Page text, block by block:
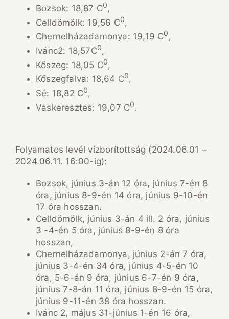
Bozsok: 18,87 C0,
Celldömölk: 19,56 C0,
Chernelházadamonya: 19,19 C0,
Ivánc2: 18,57C0,
Kőszeg: 18,05 C0,
Kőszegfalva: 18,64 C0,
Sé: 18,82 C0,
Vaskeresztes: 19,07 C0.
Folyamatos levél vízborítottság (2024.06.01 –
2024.06.11. 16:00-ig):
Bozsok, június 3-án 12 óra, június 7-én 8
óra, június 8-9-én 14 óra, június 9-10-én
17 óra hosszan.
Celldömölk, június 3-án 4 ill. 2 óra, június
3 -4-én 5 óra, június 8-9-én 8 óra
hosszan,
Chernelházadamonya, június 2-án 7 óra,
június 3-4-én 34 óra, június 4-5-én 10
óra, 5-6-án 9 óra, június 6-7-én 9 óra,
június 7-8-án 11 óra, június 8-9-én 15 óra,
június 9-11-én 38 óra hosszan.
Ivánc 2, május 31-június 1-én 16 óra,